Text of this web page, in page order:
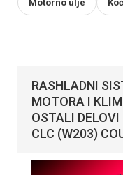
Motorno ulje
RASHLADNI
MOTORA I
OSTALI DELOVI
CLC (W203)